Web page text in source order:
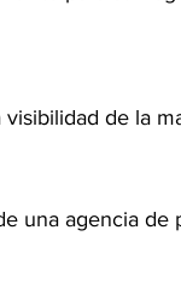
de la
una agencia de